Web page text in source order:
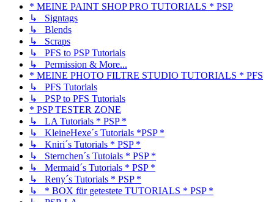
* MEINE PAINT SHOP PRO TUTORIALS * PSP
↳ Signtags
↳ Blends
↳ Scraps
↳ PFS to PSP Tutorials
↳ Permission & More...
* MEINE PHOTO FILTRE STUDIO TUTORIALS * PFS
↳ PFS Tutorials
↳ PSP to PFS Tutorials
* PSP TESTER ZONE
↳ LA Tutorials * PSP *
↳ KleineHexe´s Tutorials *PSP *
↳ Kniri´s Tutorials * PSP *
↳ Sternchen´s Tutoials * PSP *
↳ Mermaid´s Tutorials * PSP *
↳ Reny´s Tutorials * PSP *
↳ * BOX für getestete TUTORIALS * PSP *